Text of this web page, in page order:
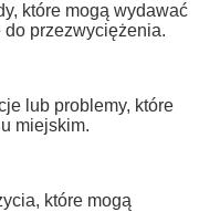
które mogą wydawać
przezwyciężenia.
lub problemy, które
miejskim.
które mogą